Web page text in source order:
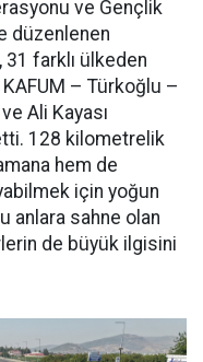
ve Gençlik
düzenlenen
31 farklı ülkeden
– Türkoğlu –
Ali Kayası
128 kilometrelik
hem de
için yoğun
anlara sahne olan
de büyük ilgisini